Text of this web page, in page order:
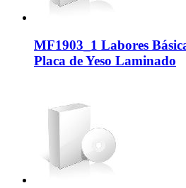
MF1903_1 Labores
Placa de Yeso Laminado